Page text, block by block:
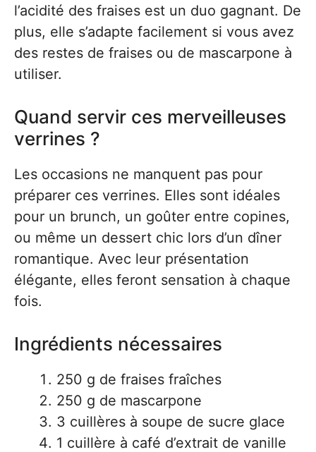
l’acidité des fraises est un duo gagnant. De
plus, elle s’adapte facilement si vous avez
des restes de fraises ou de mascarpone à
utiliser.
Quand servir ces merveilleuses
verrines ?
Les occasions ne manquent pas pour
préparer ces verrines. Elles sont idéales
pour un brunch, un goûter entre copines,
ou même un dessert chic lors d’un dîner
romantique. Avec leur présentation
élégante, elles feront sensation à chaque
fois.
Ingrédients nécessaires
250 g de fraises fraîches
250 g de mascarpone
3 cuillères à soupe de sucre glace
1 cuillère à café d’extrait de vanille